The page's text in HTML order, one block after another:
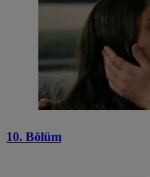
10. Bölüm